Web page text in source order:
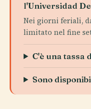
l'Universidad
Nei giorni feriali,
limitato nel fine
C'è una tassa
Sono